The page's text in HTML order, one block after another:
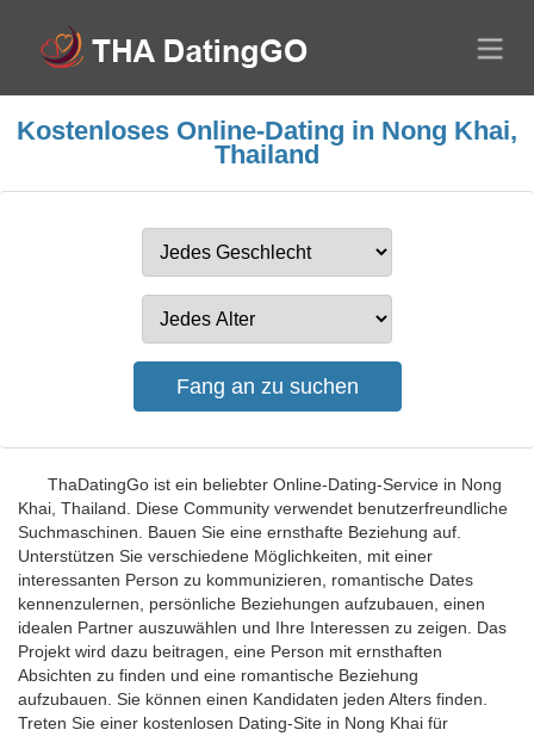
Kostenloses Online-Dating in Nong Khai,
Thailand
ThaDatingGo ist ein beliebter Online-Dating-Service in Nong
Khai, Thailand. Diese Community verwendet benutzerfreundliche
Suchmaschinen. Bauen Sie eine ernsthafte Beziehung auf.
Unterstützen Sie verschiedene Möglichkeiten, mit einer
interessanten Person zu kommunizieren, romantische Dates
kennenzulernen, persönliche Beziehungen aufzubauen, einen
idealen Partner auszuwählen und Ihre Interessen zu zeigen. Das
Projekt wird dazu beitragen, eine Person mit ernsthaften
Absichten zu finden und eine romantische Beziehung
aufzubauen. Sie können einen Kandidaten jeden Alters finden.
Treten Sie einer kostenlosen Dating-Site in Nong Khai für